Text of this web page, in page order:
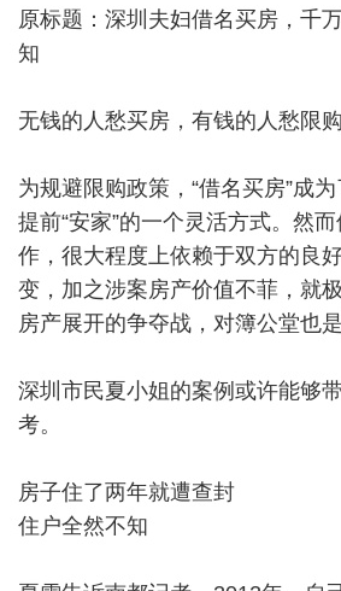
原标题：深圳夫妇借名买房，千
知
无钱的人愁买房，有钱的人愁限购
为规避限购政策，“借名买房”成
提前“安家”的一个灵活方式。然
作，很大程度上依赖于双方的良
变，加之涉案房产价值不菲，就
房产展开的争夺战，对簿公堂也
深圳市民夏小姐的案例或许能够
考。
房子住了两年就遭查封
住户全然不知